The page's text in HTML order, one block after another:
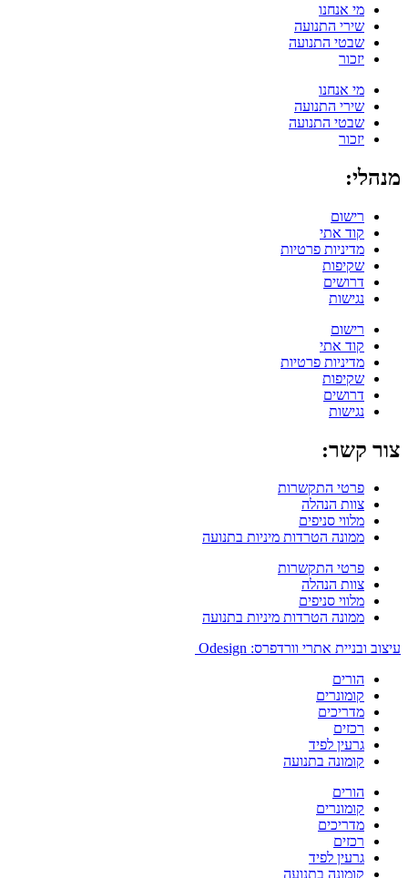
מי אנחנו
שירי התנועה
שבטי התנועה
יזכור
מי אנחנו
שירי התנועה
שבטי התנועה
יזכור
מנהלי:
רישום
קוד אתי
מדיניות פרטיות
שקיפות
דרושים
נגישות
רישום
קוד אתי
מדיניות פרטיות
שקיפות
דרושים
נגישות
צור קשר:
פרטי התקשרות
צוות הנהלה
מלווי סניפים
ממונה הטרדות מיניות בתנועה
פרטי התקשרות
צוות הנהלה
מלווי סניפים
ממונה הטרדות מיניות בתנועה
עיצוב ובניית אתרי וורדפרס: Odesign
הורים
קומונרים
מדריכים
רכזים
גרעין לפיד
קומונה בתנועה
הורים
קומונרים
מדריכים
רכזים
גרעין לפיד
קומונה בתנועה